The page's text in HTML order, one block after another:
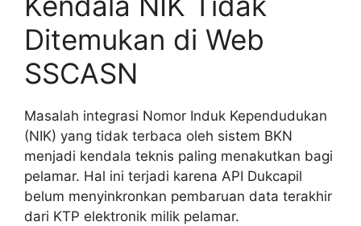
Ditemukan di Web
SSCASN
Masalah integrasi Nomor Induk Kependudukan
(NIK) yang tidak terbaca oleh sistem BKN
menjadi kendala teknis paling menakutkan bagi
pelamar. Hal ini terjadi karena API Dukcapil
belum menyinkronkan pembaruan data terakhir
dari KTP elektronik milik pelamar.